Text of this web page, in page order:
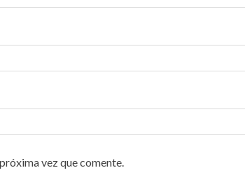
vez que comente.